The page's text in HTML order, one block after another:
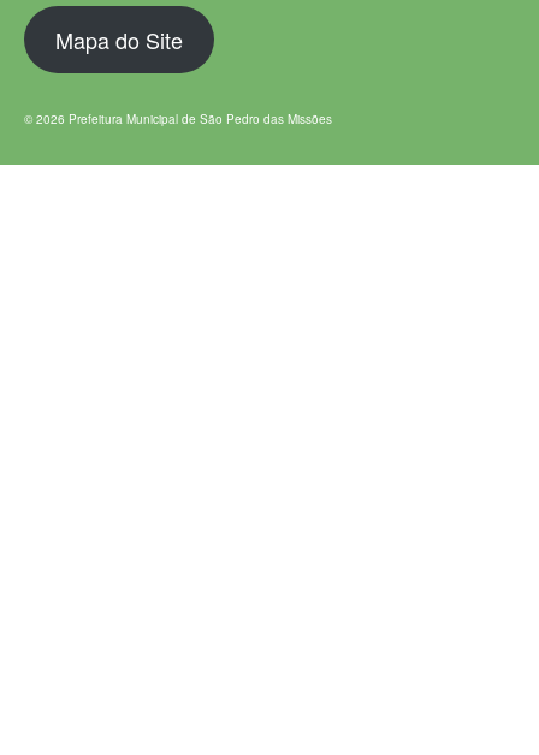
Mapa do Site
© 2026 Prefeitura Municipal de São Pedro das Missões